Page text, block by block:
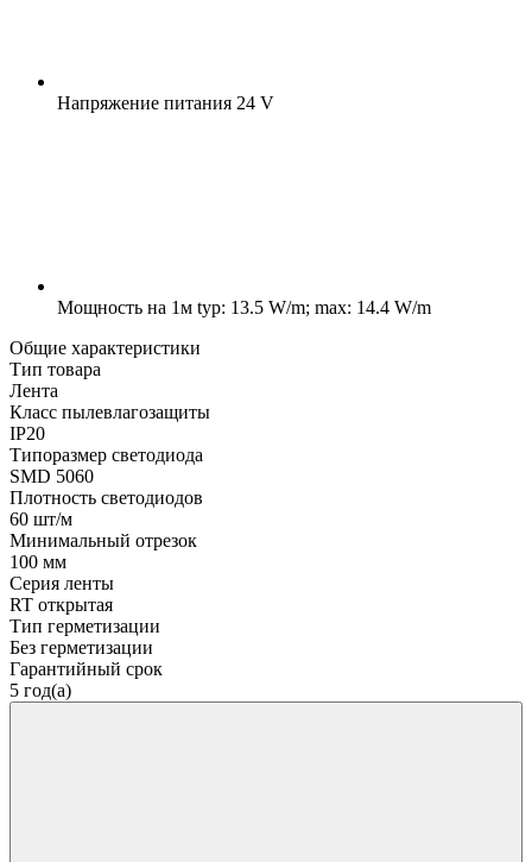
Напряжение питания 24 V
Мощность на 1м typ: 13.5 W/m; max: 14.4 W/m
Общие характеристики
Тип товара
Лента
Класс пылевлагозащиты
IP20
Типоразмер светодиода
SMD 5060
Плотность светодиодов
60 шт/м
Минимальный отрезок
100 мм
Серия ленты
RT открытая
Тип герметизации
Без герметизации
Гарантийный срок
5 год(а)